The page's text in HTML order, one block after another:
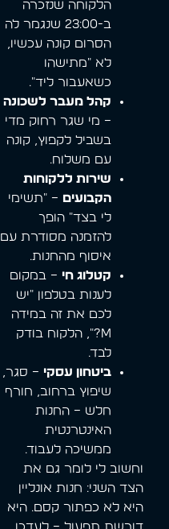
הלקוחה שנזכרה
ב-23:00 שנגמר לה
הסרום קונה עכשיו,
לא "מתישהו
כשאעבור ליד".
קהל מעבר לשכונה
– מי שגר רחוק מדי
בשביל לקפוץ, קונה
עם משלוח.
שירות ללקוחות
הקבועים – "תשימי
לי בצד" הופך
להזמנה מסודרת עם
איסוף מהחנות.
קטלוג חי – במקום
לענות בטלפון "יש
לכם את זה במידה
M?", הלקוח בודק
לבד.
ביטחון עסקי – סגר,
שיפוץ ברחוב, חורף
חלש – החנות
האינטרנטית
ממשיכה לעבוד.
וחשוב לי לומר גם את
הצד השני: חנות אונליין
היא לא כפתור קסם. היא
דורשת תפעול – לעדכן